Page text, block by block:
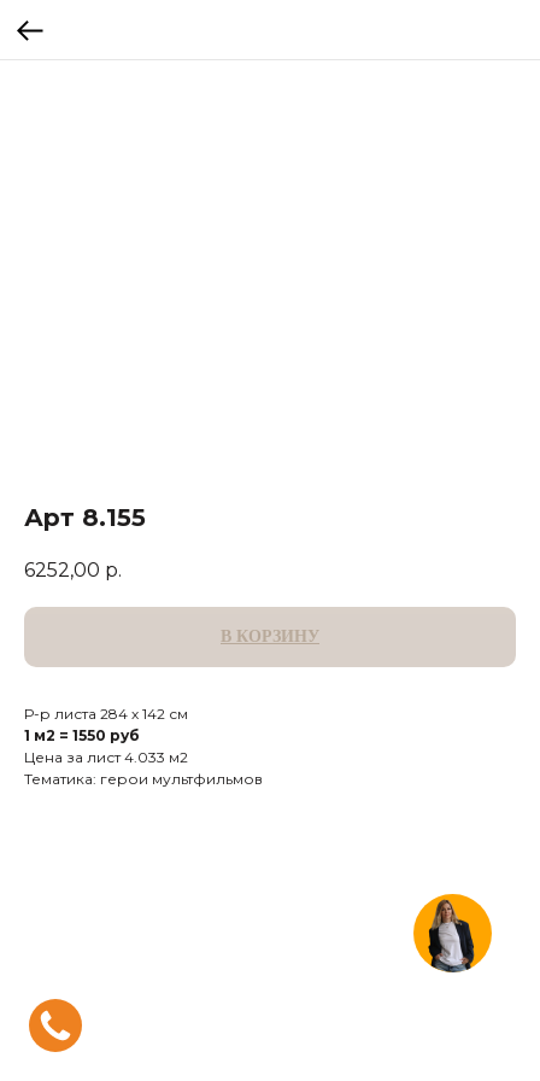
Арт 8.155
6252,00 р.
В КОРЗИНУ
Р-р листа 284 х 142 см
1 м2 = 1550 руб
Цена за лист 4.033 м2
Тематика: герои мультфильмов